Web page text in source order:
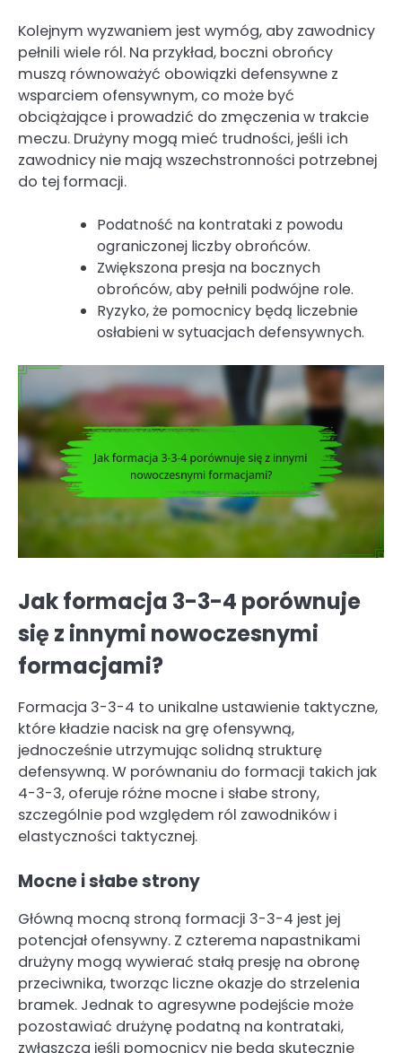
Kolejnym wyzwaniem jest wymóg, aby zawodnicy
pełnili wiele ról. Na przykład, boczni obrońcy
muszą równoważyć obowiązki defensywne z
wsparciem ofensywnym, co może być
obciążające i prowadzić do zmęczenia w trakcie
meczu. Drużyny mogą mieć trudności, jeśli ich
zawodnicy nie mają wszechstronności potrzebnej
do tej formacji.
Podatność na kontrataki z powodu
ograniczonej liczby obrońców.
Zwiększona presja na bocznych
obrońców, aby pełnili podwójne role.
Ryzyko, że pomocnicy będą liczebnie
osłabieni w sytuacjach defensywnych.
Jak formacja 3-3-4 porównuje
się z innymi nowoczesnymi
formacjami?
Formacja 3-3-4 to unikalne ustawienie taktyczne,
które kładzie nacisk na grę ofensywną,
jednocześnie utrzymując solidną strukturę
defensywną. W porównaniu do formacji takich jak
4-3-3, oferuje różne mocne i słabe strony,
szczególnie pod względem ról zawodników i
elastyczności taktycznej.
Mocne i słabe strony
Główną mocną stroną formacji 3-3-4 jest jej
potencjał ofensywny. Z czterema napastnikami
drużyny mogą wywierać stałą presję na obronę
przeciwnika, tworząc liczne okazje do strzelenia
bramek. Jednak to agresywne podejście może
pozostawiać drużynę podatną na kontrataki,
zwłaszcza jeśli pomocnicy nie będą skutecznie